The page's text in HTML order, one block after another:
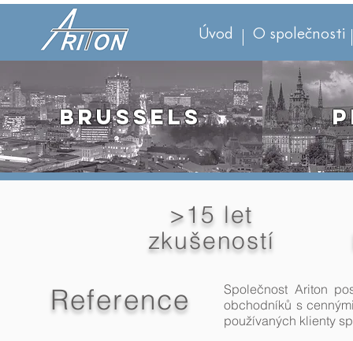
Úvod O společnosti
BRUSSELS
>15 let
zkušeností
Reference
Společnost Ariton
obchodníků s
používaných klienty